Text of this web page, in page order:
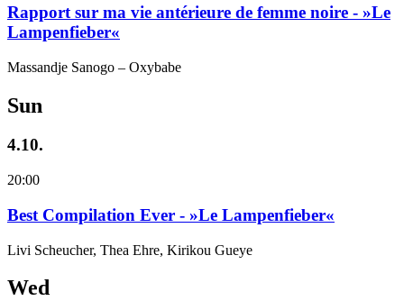
Rapport sur ma vie antérieure de femme noire - »Le
Lampenfieber«
Massandje Sanogo – Oxybabe
Sun
4.10.
20:00
Best Compilation Ever - »Le Lampenfieber«
Livi Scheucher, Thea Ehre, Kirikou Gueye
Wed